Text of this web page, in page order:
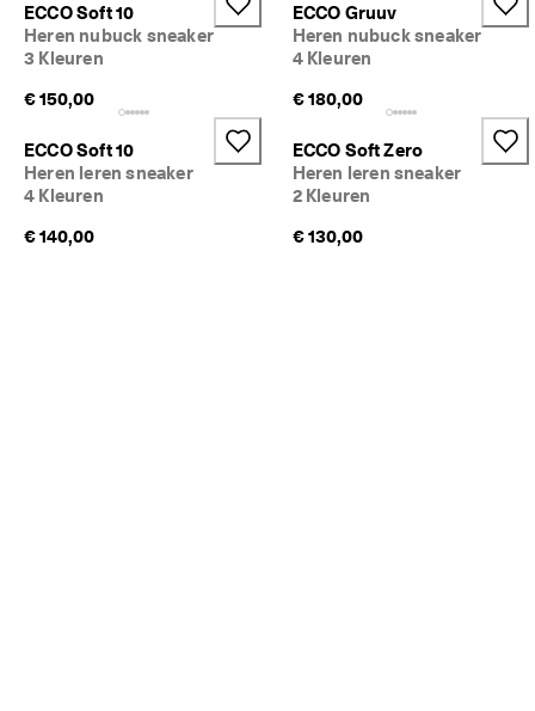
ECCO Soft 10
Heren nubuck sneaker
3 Kleuren
€ 150,00
ECCO Gruuv
Heren nubuck sneaker
4 Kleuren
€ 180,00
ECCO Soft 10
Heren leren sneaker
4 Kleuren
€ 140,00
ECCO Soft Zero
Heren leren sneaker
2 Kleuren
€ 130,00